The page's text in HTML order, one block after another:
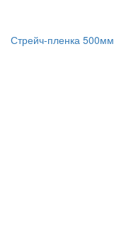
Стрейч-пленка